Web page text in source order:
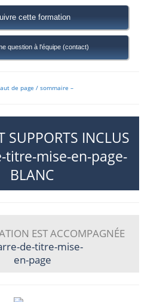
cette formation
question à l'équipe (contact)
de page / sommaire –
SUPPORTS INCLUS
EST ACCOMPAGNÉE